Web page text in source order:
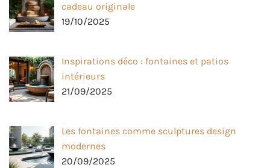
cadeau originale
19/10/2025
Inspirations déco : fontaines et patios
intérieurs
21/09/2025
Les fontaines comme sculptures design
modernes
20/09/2025